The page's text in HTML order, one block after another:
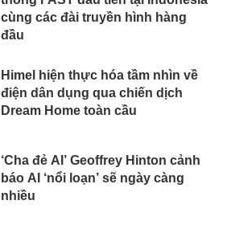
cùng các đài truyền hình hàng
đầu
Himel hiện thực hóa tầm nhìn về
điện dân dụng qua chiến dịch
Dream Home toàn cầu
‘Cha đẻ AI’ Geoffrey Hinton cảnh
báo AI ‘nổi loạn’ sẽ ngày càng
nhiều